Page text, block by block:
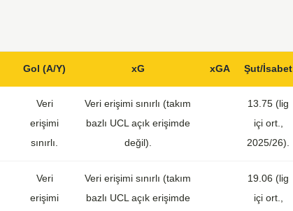
Gol (A/Y) xG xGA Şut/İsabet
Veri
erişimi
sınırlı.
Veri erişimi sınırlı (takım
bazlı UCL açık erişimde
değil).
13.75 (lig
içi ort.,
2025/26).
Veri
erişimi
Veri erişimi sınırlı (takım
bazlı UCL açık erişimde
19.06 (lig
içi ort.,